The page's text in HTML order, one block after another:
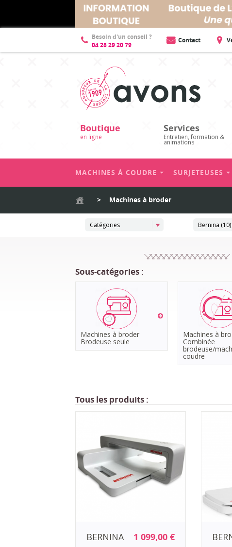
Besoin d'un conseil ?
04 28 29 20 79
Contact
Boutique
en ligne
Services
Entretien, formation &
animations
MACHINES À COUDRE SURJETEUSES
> Machines à broder
Catégories Bernina (10)
Sous-catégories :
Machines à broder
Brodeuse seule
Machines à
Combinée
brodeuse/
coudre
Tous les produits :
BERNINA 1 099,00 €